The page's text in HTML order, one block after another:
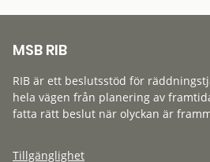
MSB RIB
RIB är ett beslutsstöd för
hela vägen från planering av
fatta rätt beslut när olyckan är
Tillgänglighet